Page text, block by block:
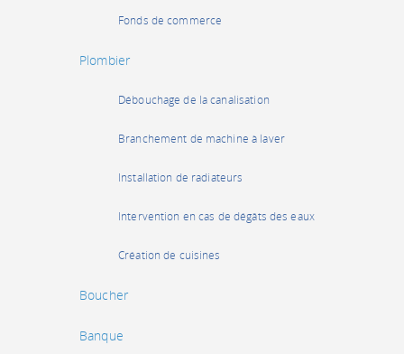
Fonds de commerce
Plombier
Débouchage de la canalisation
Branchement de machine à laver
Installation de radiateurs
Intervention en cas de dégâts des eaux
Création de cuisines
Boucher
Banque